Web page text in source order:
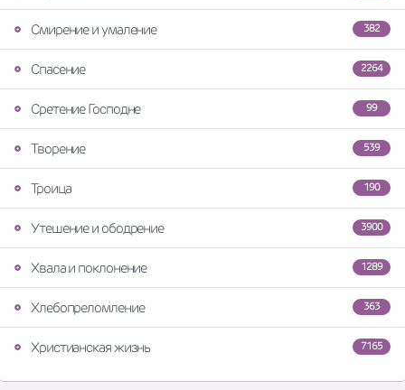
382
Смирение и умаление
2264
Спасение
99
Сретение Господне
539
Творение
190
Троица
3900
Утешение и ободрение
1289
Хвала и поклонение
363
Хлебопреломление
7165
Христианская жизнь